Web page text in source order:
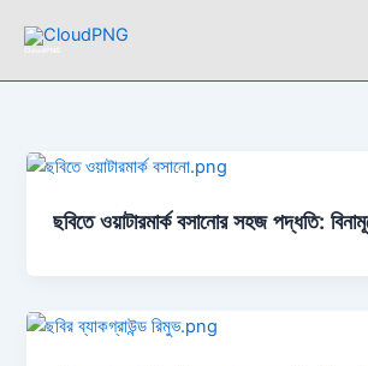
ছবিতে ওয়াটারমার্ক বসানোর সহজ পদ্ধতি: